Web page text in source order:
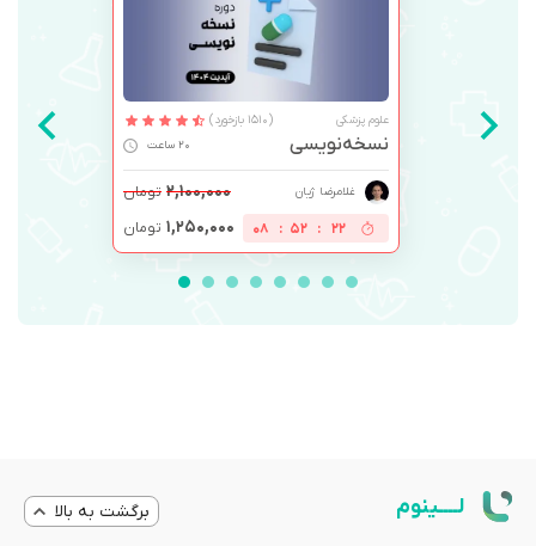
علوم پزشکی (1510 بازخورد)
نسخه‌نویسی 20 ساعت
غلامرضا ژیان ۲,۱۰۰,۰۰۰ تومان
21
:
52
:
08 ۱,۲۵۰,۰۰۰ تومان
لــــینوم برگشت به بالا